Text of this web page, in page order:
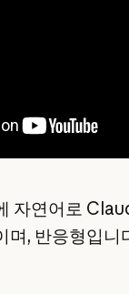
자연어로
며, 반응형입